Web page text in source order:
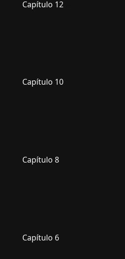
Capítulo 12
Capítulo 10
Capítulo 8
Capítulo 6